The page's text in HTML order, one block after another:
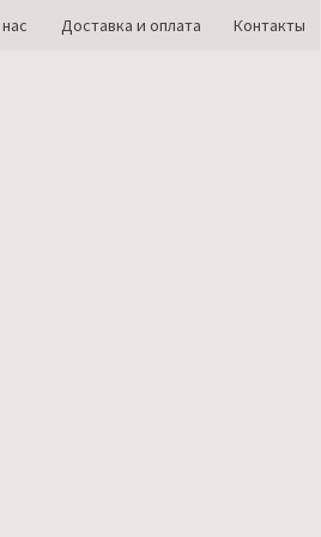
Доставка и оплата Контакты